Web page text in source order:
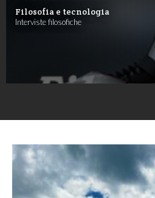
Filosofia e tecnologia
Interviste filosofiche